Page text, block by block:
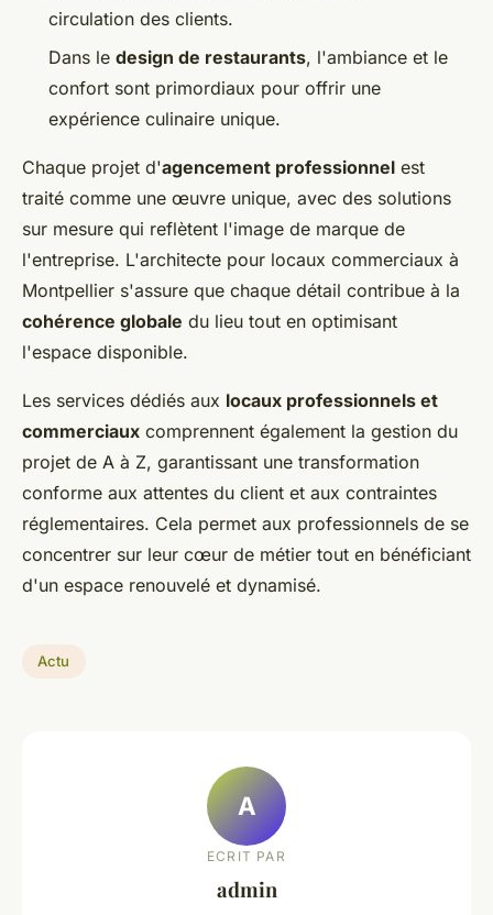
circulation des clients.
Dans le design de restaurants, l'ambiance et le
confort sont primordiaux pour offrir une
expérience culinaire unique.
Chaque projet d'agencement professionnel est
traité comme une œuvre unique, avec des solutions
sur mesure qui reflètent l'image de marque de
l'entreprise. L'architecte pour locaux commerciaux à
Montpellier s'assure que chaque détail contribue à la
cohérence globale du lieu tout en optimisant
l'espace disponible.
Les services dédiés aux locaux professionnels et
commerciaux comprennent également la gestion du
projet de A à Z, garantissant une transformation
conforme aux attentes du client et aux contraintes
réglementaires. Cela permet aux professionnels de se
concentrer sur leur cœur de métier tout en bénéficiant
d'un espace renouvelé et dynamisé.
Actu
A
ECRIT PAR
admin